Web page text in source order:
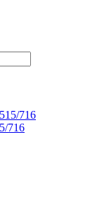
716